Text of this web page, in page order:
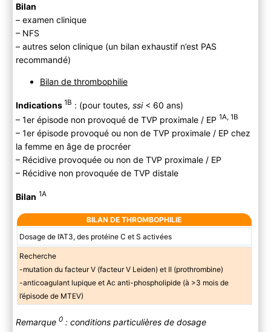
Bilan
– examen clinique
– NFS
– autres selon clinique (un bilan exhaustif n’est PAS
recommandé)
Bilan de thrombophilie
Indications 1B : (pour toutes, ssi< 60 ans)
– 1er épisode non provoqué de TVP proximale / EP 1A, 1B
– 1er épisode provoqué ou non de TVP proximale / EP chez
la femme en âge de procréer
– Récidive provoquée ou non de TVP proximale / EP
– Récidive non provoquée de TVP distale
Bilan 1A
BILAN DE THROMBOPHILIE
Dosage de l’AT3, des protéine C et S activées
Recherche
-mutation du facteur V (facteur V Leiden) et II (prothrombine)
-anticoagulant lupique et Ac anti-phospholipide (à >3 mois de
l’épisode de MTEV)
Remarque 0: conditions particulières de dosage